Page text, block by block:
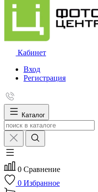
Кабинет
Вход
Регистрация
Каталог
0 Сравнение
0 Избранное